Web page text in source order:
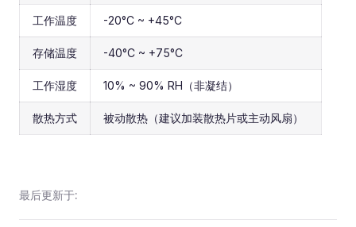
工作温度 -20°C ~ +45°C
存储温度 -40°C ~ +75°C
工作湿度 10% ~ 90% RH（非凝结）
散热方式 被动散热（建议加装散热片或主动风扇）
最后更新于: